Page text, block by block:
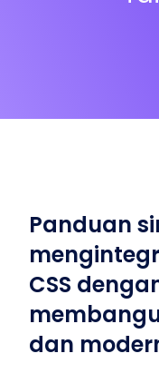
Panduan
CSS
dan